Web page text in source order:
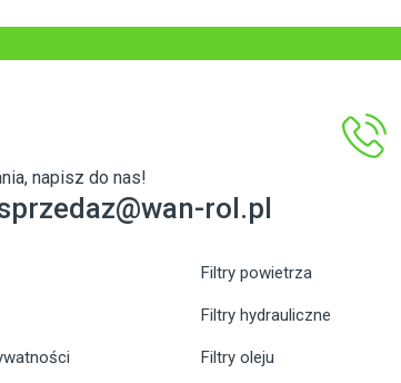
napisz do nas!
rol.pl
Filtry powietrza
Filtry hydrauliczne
Filtry oleju